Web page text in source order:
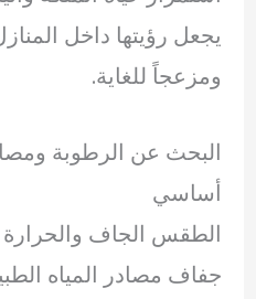
يجعل رؤيتها داخل
ومزعجاً للغاية.
البحث عن الرطوبة
أساسي
الطقس الجاف والحرارة
جفاف مصادر المياه